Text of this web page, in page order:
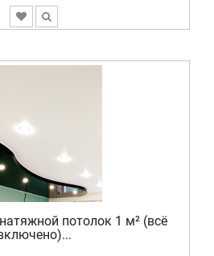
потолок 1 м² (всё